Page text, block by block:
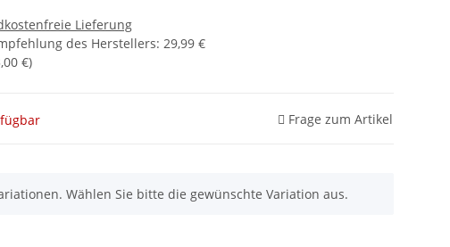
Lieferung
des Herstellers: 29,99 €
€)
Frage zum Artikel
Wählen Sie bitte die gewünschte Variation aus.